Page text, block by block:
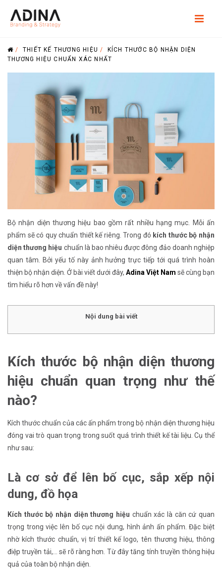
/THIẾT KẾ THƯƠNG HIỆU /
KÍCH THƯỚC BỘ NHẬN DIỆN
THƯƠNG HIỆU CHUẨN XÁC NHẤT
Bộ nhận diện thương hiệu bao gồm rất nhiều hạng mục. Mỗi ấn
phẩm sẽ có quy chuẩn thiết kế riêng. Trong đó kích thước bộ nhận
diện thương hiệu chuẩn là bao nhiêu được đông đảo doanh nghiệp
quan tâm. Bởi yếu tố này ảnh hưởng trực tiếp tới quá trình hoàn
thiện bộ nhận diện. Ở bài viết dưới đây, Adina Việt Nam sẽ cùng bạn
tìm hiểu rõ hơn về vấn đề này!
Nội dung bài viết
Kích thước bộ nhận diện thương
hiệu chuẩn quan trọng như thế
nào?
Kích thước chuẩn của các ấn phẩm trong bộ nhận diện thương hiệu
đóng vai trò quan trọng trong suốt quá trình thiết kế tài liệu. Cụ thể
như sau:
Là cơ sở để lên bố cục, sắp xếp nội
dung, đồ họa
Kích thước bộ nhận diện thương hiệu chuẩn xác là căn cứ quan
trọng trong việc lên bố cục nội dung, hình ảnh ấn phẩm. Đặc biệt
nhờ kích thước chuẩn, vị trí thiết kế logo, tên thương hiệu, thông
điệp truyền tải,… sẽ rõ ràng hơn. Từ đây tăng tính truyền thông hiệu
quả của toàn bộ nhận diện.